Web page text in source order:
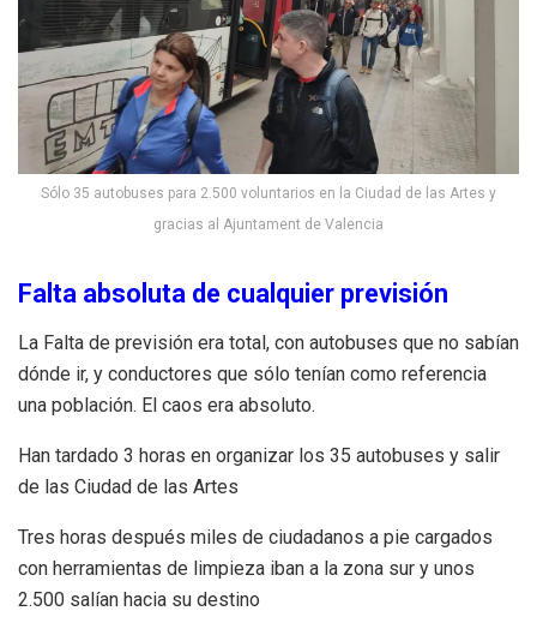
Sólo 35 autobuses para 2.500 voluntarios en la Ciudad de las Artes y
gracias al Ajuntament de Valencia
Falta absoluta de cualquier previsión
La Falta de previsión era total, con autobuses que no sabían
dónde ir, y conductores que sólo tenían como referencia
una población. El caos era absoluto.
Han tardado 3 horas en organizar los 35 autobuses y salir
de las Ciudad de las Artes
Tres horas después miles de ciudadanos a pie cargados
con herramientas de limpieza iban a la zona sur y unos
2.500 salían hacia su destino